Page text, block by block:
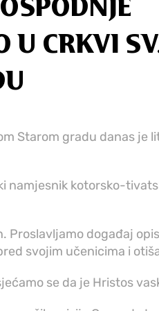
U CRKVI
Starom gradu danas je
namjesnik kotorsko-
Proslavljamo događaj
svojim učenicima i
se da je Hristos